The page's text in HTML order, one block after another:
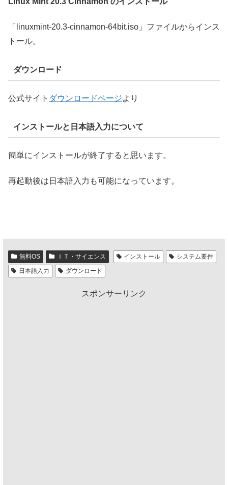
「linuxmint-20.3-cinnamon-64bit.iso」ファイルからインス
トール。
ダウンロード
公式サイト ダウンロードページより
インストールと日本語入力について
簡単にインストールが終了すると思います。
再起動後は日本語入力も可能になっています。
無料OS ＩＴ・サイエンス インストール
システム要件
日本語入力
ダウンロード
スポンサーリンク